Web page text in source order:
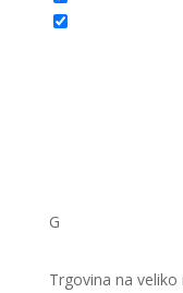
G
Trgovina na